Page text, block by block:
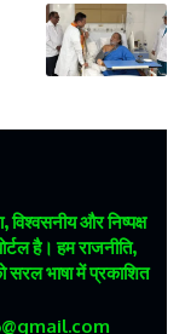
और निष्पक्ष
है। हम राजनीति,
भाषा में प्रकाशित